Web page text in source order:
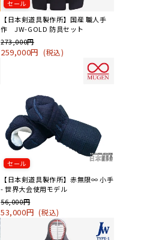
セール
【日本剣道具製作所】国産 職人手
作 JW-GOLD 防具セット
273,000円
259,000円 (税込)
セール
【日本剣道具製作所】赤無限∞ 小手
- 世界大会使用モデル
56,000円
53,000円(税込)